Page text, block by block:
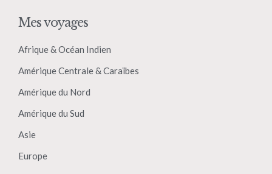
Mes voyages
Afrique & Océan Indien
Amérique Centrale & Caraïbes
Amérique du Nord
Amérique du Sud
Asie
Europe